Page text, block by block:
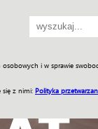
i w sprawie
się z nimi: Polityka
Jednodniówki